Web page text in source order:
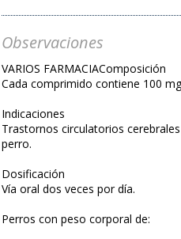
Observaciones
VARIOS FARMACIAComposición
Cada comprimido contiene 100
Indicaciones
Trastornos circulatorios
perro.
Dosificación
Vía oral dos veces por día.
Perros con peso corporal de: